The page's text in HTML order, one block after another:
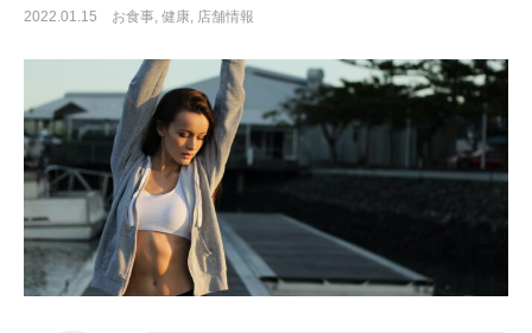
2022.01.15 お食事 健康 店舗情報